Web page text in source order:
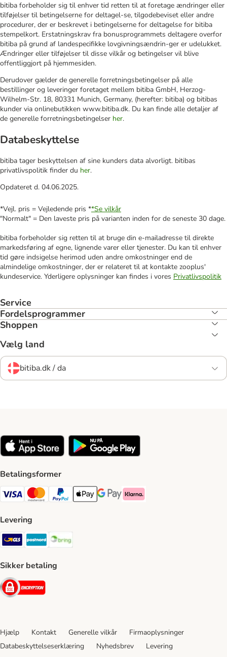
bitiba forbeholder sig til enhver tid retten til at foretage ændringer eller
tilføjelser til betingelserne for deltagel-se, tilgodebeviset eller andre
procedurer, der er beskrevet i betingelserne for deltagelse for bitiba
stempelkort. Erstatningskrav fra bonusprogrammets deltagere overfor
bitiba på grund af landespecifikke lovgivningsændrin-ger er udelukket.
Ændringer eller tilføjelser til disse vilkår og betingelser vil blive
offentliggjort på hjemmesiden.
Derudover gælder de generelle forretningsbetingelser på alle
bestillinger og leveringer foretaget mellem bitiba GmbH, Herzog-
Wilhelm-Str. 18, 80331 Munich, Germany, (herefter: bitiba) og bitibas
kunder via onlinebutikken www.bitiba.dk. Du kan finde alle detaljer af
de generelle forretningsbetingelser her.
Databeskyttelse
bitiba tager beskyttelsen af sine kunders data alvorligt. bitibas
privatlivspolitik finder du her.
Opdateret d. 04.06.2025.
*Vejl. pris = Vejledende pris **Se vilkår
"Normalt" = Den laveste pris på varianten inden for de seneste 30 dage.
bitiba forbeholder sig retten til at bruge din e-mailadresse til direkte
markedsføring af egne, lignende varer eller tjenester. Du kan til enhver
tid gøre indsigelse herimod uden andre omkostninger end de
almindelige omkostninger, der er relateret til at kontakte zooplus'
kundeservice. Yderligere oplysninger kan findes i vores Privatlivspolitik
Service
Fordelsprogrammer
Shoppen
Vælg land
bitiba.dk / da
Betalingsformer
VISA Payment Method
Mastercard Payment Method
Paypal Payment Method
Apple Pay Payment Method
Google Pay Payment Method
Klarna Payment Method
Levering
GLS Shipping Method
Postnord Shipping Method
Sikker betaling
Security
Hjælp Kontakt Generelle vilkår
Firmaoplysninger
Databeskyttelseserklæring
Nyhedsbrev
Levering